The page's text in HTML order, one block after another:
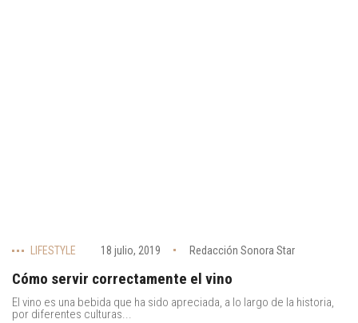
LIFESTYLE 18 julio, 2019 Redacción Sonora Star
Cómo servir correctamente el vino
El vino es una bebida que ha sido apreciada, a lo largo de la historia,
por diferentes culturas...